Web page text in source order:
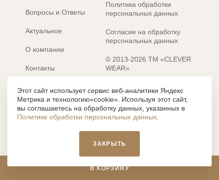
В КОРЗИНУ
Вопросы и Ответы
Актуальное
О компании
Контакты
Электронные каталоги
Политика обработки
персональных данных
Согласие на обработку
персональных данных
© 2013-2026 ТМ «CLEVER
WEAR»
Разработка сайта: MACHAON
Все содержание, представленное или отраженное на сайте
https://clever-style.ru, включая, но не ограничиваясь, текстом,
графикой, фотографиями, иллюстрациями и т.д., являются
объектами авторского права, использование которых, без
письменного разрешения администрации и без активной
влечет наложение ответственности с действующим
законодательством РФ.
Этот сайт использует сервис веб-аналитики Яндекс
Метрика и технологию«cookie». Используя этот сайт,
вы соглашаетесь на обработку данных, указанных в
Политике обработки персональных данных
ЗАКРЫТЬ